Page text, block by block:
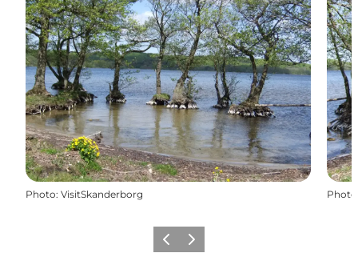
Photo: VisitSkanderborg Photo
PrécédentSuivant